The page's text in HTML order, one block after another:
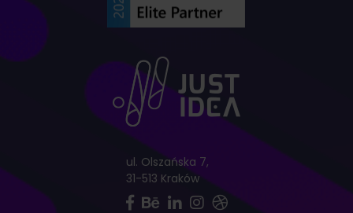
ul. Olszańska 7,
31-513 Kraków